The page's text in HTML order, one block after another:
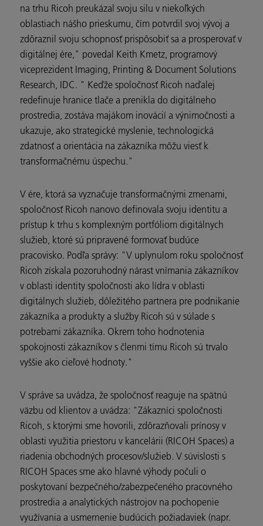
na trhu Ricoh preukázal svoju silu v niekoľkých
oblastiach nášho prieskumu, čím potvrdil svoj vývoj a
zdôraznil svoju schopnosť prispôsobiť sa a prosperovať v
digitálnej ére," povedal Keith Kmetz, programový
viceprezident Imaging, Printing & Document Solutions
Research, IDC. " Keďže spoločnosť Ricoh naďalej
redefinuje hranice tlače a prenikla do digitálneho
prostredia, zostáva majákom inovácií a výnimočnosti a
ukazuje, ako strategické myslenie, technologická
zdatnosť a orientácia na zákazníka môžu viesť k
transformačnému úspechu."
V ére, ktorá sa vyznačuje transformačnými zmenami,
spoločnosť Ricoh nanovo definovala svoju identitu a
prístup k trhu s komplexným portfóliom digitálnych
služieb, ktoré sú pripravené formovať budúce
pracovisko. Podľa správy: "V uplynulom roku spoločnosť
Ricoh získala pozoruhodný nárast vnímania zákazníkov
v oblasti identity spoločnosti ako lídra v oblasti
digitálnych služieb, dôležitého partnera pre podnikanie
zákazníka a produkty a služby Ricoh sú v súlade s
potrebami zákazníka. Okrem toho hodnotenia
spokojnosti zákazníkov s členmi tímu Ricoh sú trvalo
vyššie ako cieľové hodnoty."
V správe sa uvádza, že spoločnosť reaguje na spätnú
väzbu od klientov a uvádza: "Zákazníci spoločnosti
Ricoh, s ktorými sme hovorili, zdôrazňovali prínosy v
oblasti využitia priestoru v kancelárii (RICOH Spaces) a
riadenia obchodných procesov/služieb. V súvislosti s
RICOH Spaces sme ako hlavné výhody počuli o
poskytovaní bezpečného/zabezpečeného pracovného
prostredia a analytických nástrojov na pochopenie
využívania a usmernenie budúcich požiadaviek (napr.